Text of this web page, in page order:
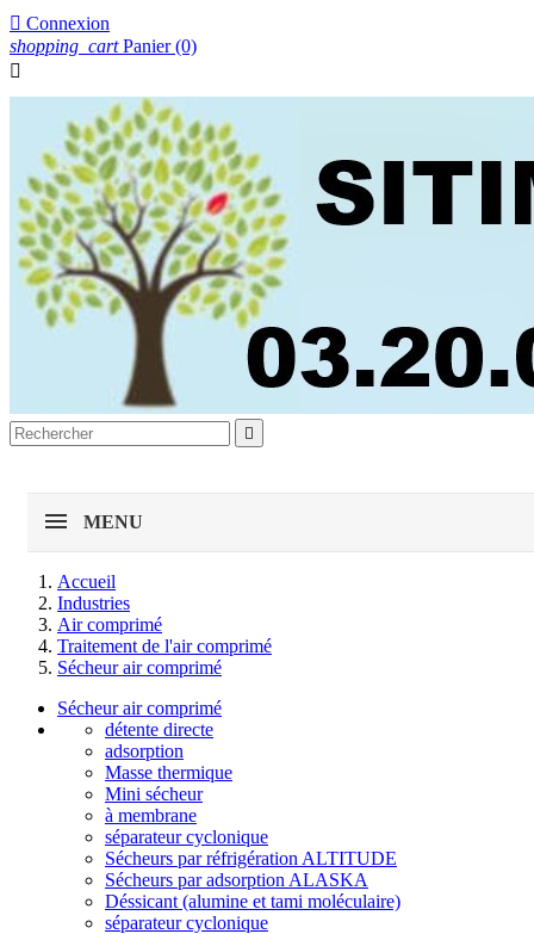
 Connexion
shopping_cart Panier (0)


MENU
Accueil
Industries
Air comprimé
Traitement de l'air comprimé
Sécheur air comprimé
Sécheur air comprimé
détente directe
adsorption
Masse thermique
Mini sécheur
à membrane
séparateur cyclonique
Sécheurs par réfrigération ALTITUDE
Sécheurs par adsorption ALASKA
Déssicant (alumine et tami moléculaire)
séparateur cyclonique